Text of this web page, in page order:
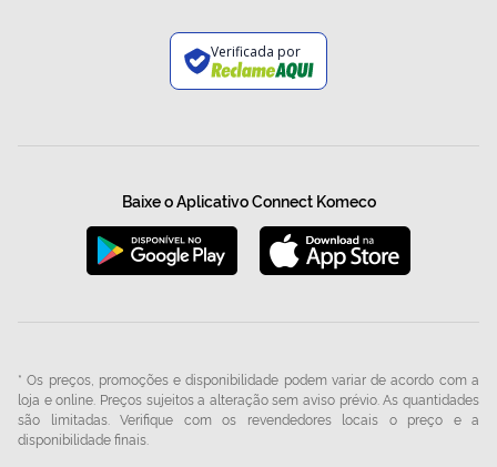
Verificada por
Baixe o Aplicativo Connect Komeco
* Os preços, promoções e disponibilidade podem variar de acordo com a
loja e online. Preços sujeitos a alteração sem aviso prévio. As quantidades
são limitadas. Verifique com os revendedores locais o preço e a
disponibilidade finais.